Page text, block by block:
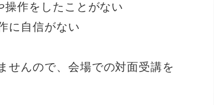
操作をしたことがない
に自信がない
せんので、会場での対面受講を